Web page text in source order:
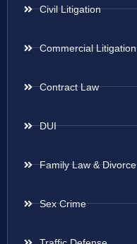
Civil Litigation
Commercial Litigation
Contract Law
DUI
Family Law & Divorce
Sex Crime